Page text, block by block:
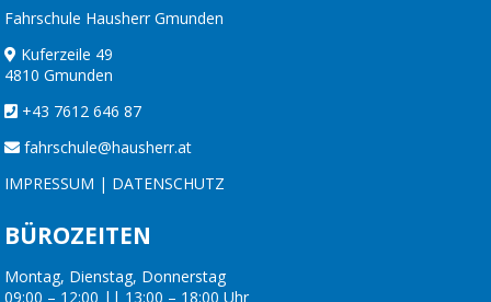
Fahrschule Hausherr Gmunden
Kuferzeile 49
4810 Gmunden
+43 7612 646 87
fahrschule@hausherr.at
IMPRESSUM | DATENSCHUTZ
BÜROZEITEN
Montag, Dienstag, Donnerstag
09:00 – 12:00 || 13:00 – 18:00 Uhr